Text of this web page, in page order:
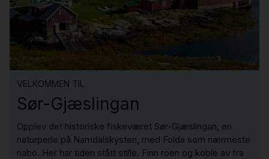
VELKOMMEN TIL
Sør-Gjæslingan
Opplev det historiske fiskeværet Sør-Gjæslingan, en
naturperle på Namdalskysten, med Folda som nærmeste
nabo. Her har tiden stått stille. Finn roen og koble av fra